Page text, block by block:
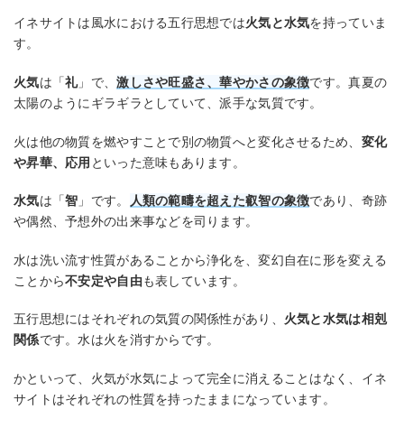
イネサイトは風水における五行思想では火気と水気を持っていま
す。
火気は「礼」で、激しさや旺盛さ、華やかさの象徴です。真夏の
太陽のようにギラギラとしていて、派手な気質です。
火は他の物質を燃やすことで別の物質へと変化させるため、 変化
や昇華、応用 といった意味もあります。
水気は「智 」です。 人類の範疇を超えた叡智の象徴であり、奇跡
や偶然、予想外の出来事などを司ります。
水は洗い流す性質があることから浄化を、変幻自在に形を変える
ことから不安定や自由も表しています。
五行思想にはそれぞれの気質の関係性があり、 火気と水気は相剋
関係です。水は火を消すからです。
かといって、火気が水気によって完全に消えることはなく、イネ
サイトはそれぞれの性質を持ったままになっています。